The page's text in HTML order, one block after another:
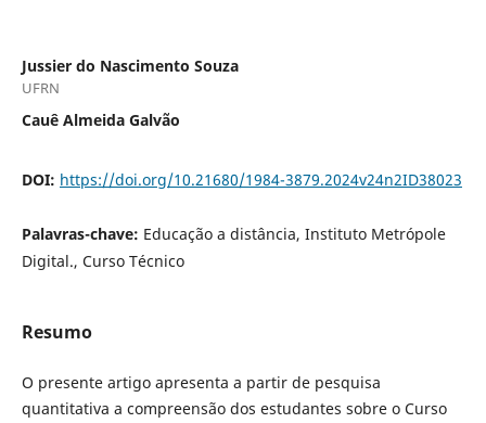
Jussier do Nascimento Souza
UFRN
Cauê Almeida Galvão
DOI: https://doi.org/10.21680/1984-3879.2024v24n2ID38023
Palavras-chave: Educação a distância, Instituto Metrópole
Digital., Curso Técnico
Resumo
O presente artigo apresenta a partir de pesquisa
quantitativa a compreensão dos estudantes sobre o Curso